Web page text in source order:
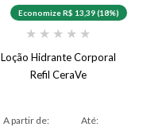
Economize R$ 13,39 (18%)
★ ★ ★ ★ ★
Loção Hidrante Corporal
Refil CeraVe
A partir de:
Até: